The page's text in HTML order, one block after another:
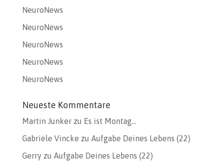
NeuroNews
NeuroNews
NeuroNews
NeuroNews
NeuroNews
Neueste Kommentare
Martin Junkerzu Es ist Montag…
Gabriele Vincke zu Aufgabe Deines Lebens (22)
Gerryzu Aufgabe Deines Lebens (22)